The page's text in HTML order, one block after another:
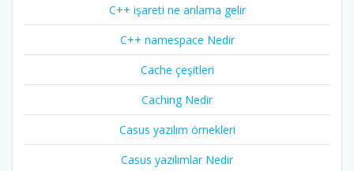
C++ işareti ne anlama gelir
C++ namespace Nedir
Cache çeşitleri
Caching Nedir
Casus yazılım örnekleri
Casus yazılımlar Nedir